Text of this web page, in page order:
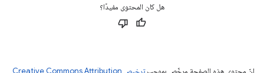
هل كان المحتوى مفيدًا؟